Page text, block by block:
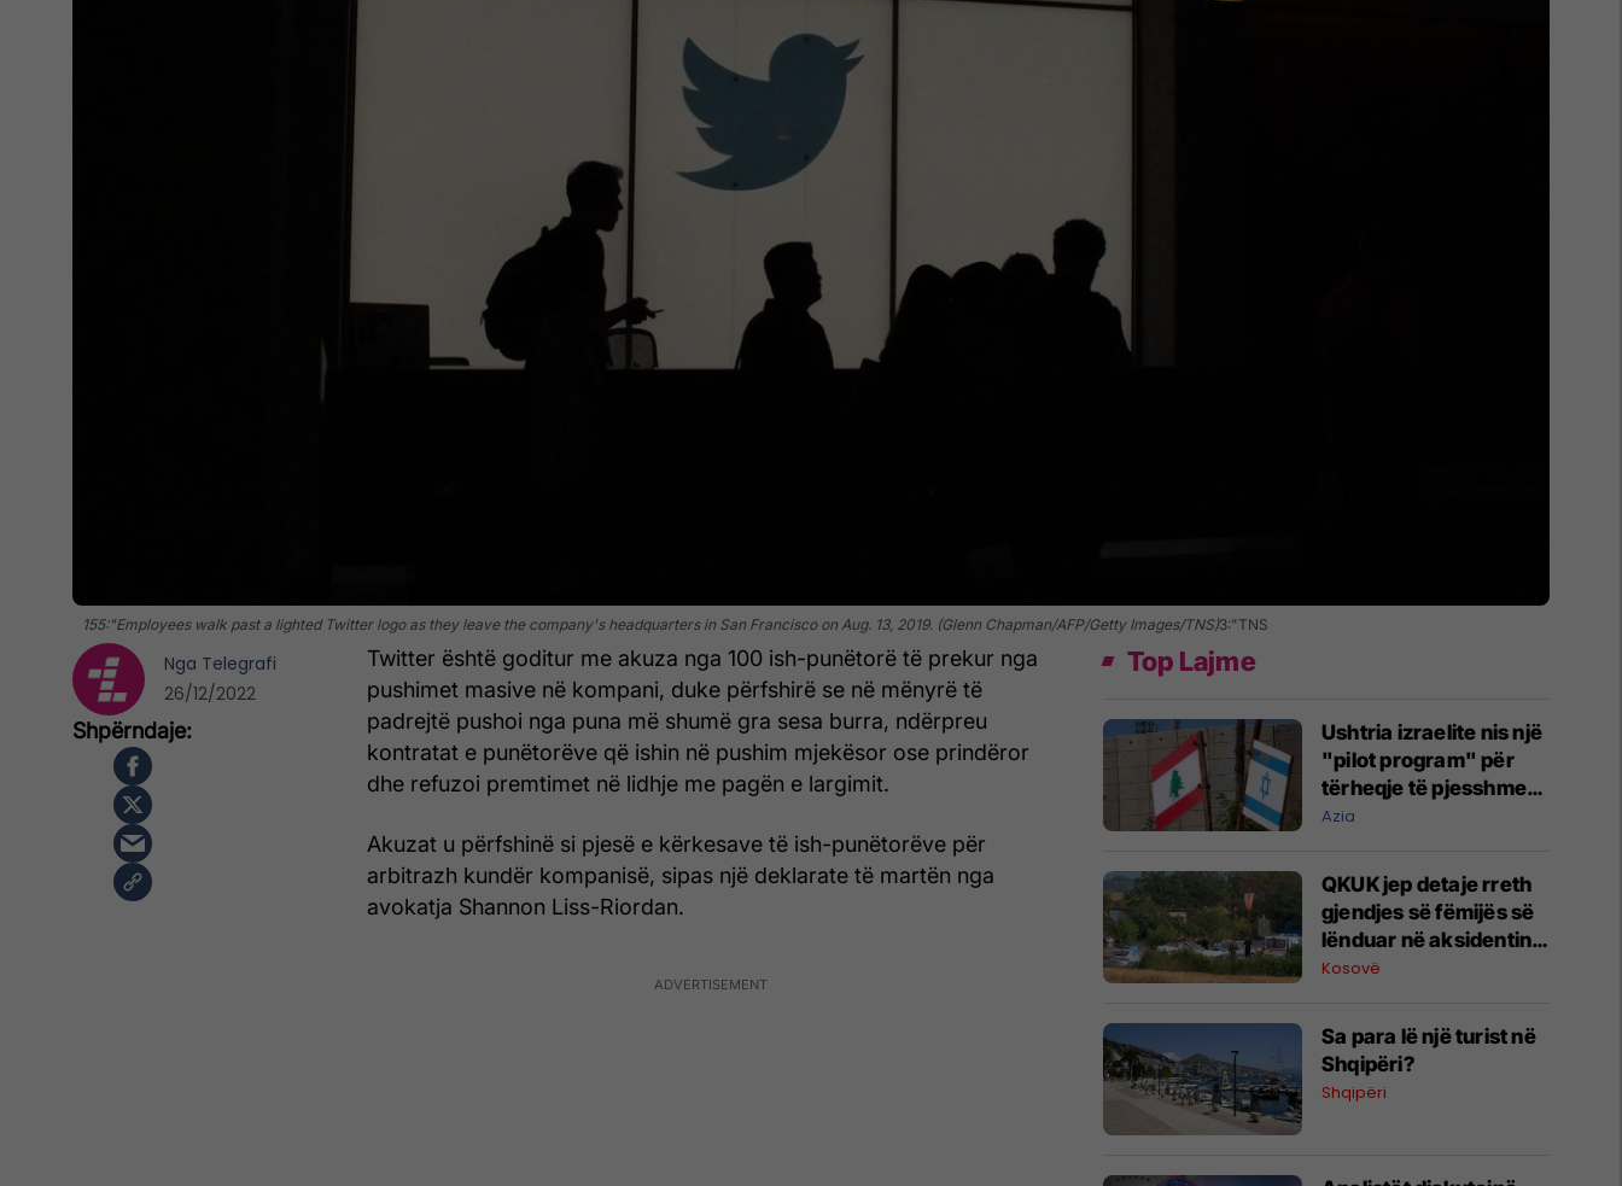
155:"Employees walk past a lighted Twitter logo as they leave the company's headquarters in San Francisco on Aug. 13, 2019. (Glenn Chapman/AFP/Getty Images/TNS)3:"TNS
Twitter është goditur me akuza nga 100 ish-punëtorë të prekur nga
pushimet masive në kompani, duke përfshirë se në mënyrë të
padrejtë pushoi nga puna më shumë gra sesa burra, ndërpreu
kontratat e punëtorëve që ishin në pushim mjekësor ose prindëror
dhe refuzoi premtimet në lidhje me pagën e largimit.
Akuzat u përfshinë si pjesë e kërkesave të ish-punëtorëve për
arbitrazh kundër kompanisë, sipas një deklarate të martën nga
avokatja Shannon Liss-Riordan.
Nga Telegrafi
26/12/2022
Top Lajme
Ushtria izraelite nis një
"pilot program" për
tërheqje të pjesshme
në Liban
Azia
QKUK jep detaje rreth
gjendjes së fëmijës së
lënduar në aksidentin
në Istog
Kosovë
Sa para lë një turist në
Shqipëri?
Shqipëri